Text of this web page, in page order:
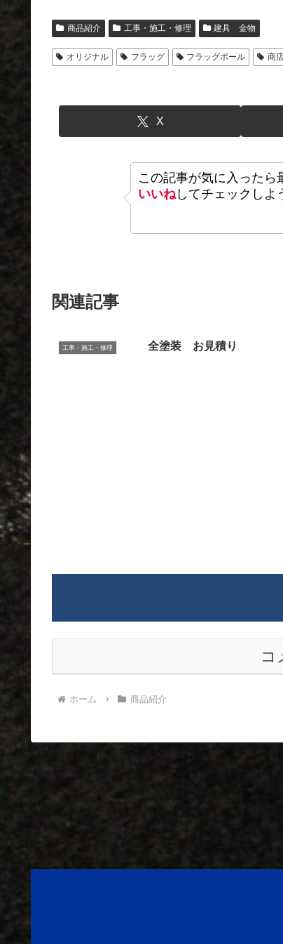
商品紹介 工事・施工・修理 建具 金物
オリジナル フラッグ フラッグポール 商
X
この記事が気に入ったら
いいねしてチェックしよ
関連記事
工事・施工・修理 全塗装 お見積り
コ
ホーム 商品紹介